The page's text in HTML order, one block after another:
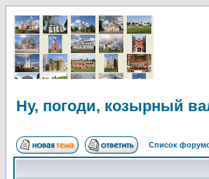
Ну, погоди, козырный
Список